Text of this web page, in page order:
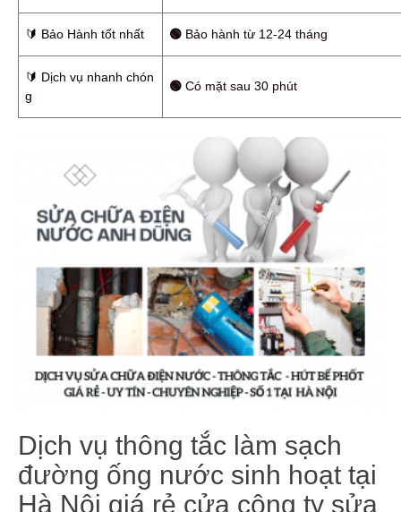
🔰️ Bảo Hành tốt nhất 🟢 Bảo hành từ 12-24 tháng
🔰️ Dịch vụ nhanh chón
g
🟢 Có mặt sau 30 phút
Dịch vụ thông tắc làm sạch
đường ống nước sinh hoạt tại
Hà Nội giá rẻ cửa công ty sửa